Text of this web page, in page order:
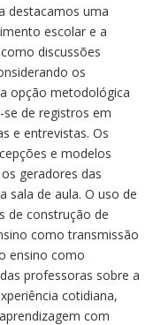
destacamos uma
escolar e a
discussões
os
opção metodológica
de registros em
e entrevistas. Os
e modelos
geradores das
sala de aula. O uso de
de construção de
como transmissão
ensino como
professoras sobre a
cotidiana,
com